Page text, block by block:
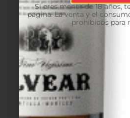
Si eres menor de 18 años,
página. La venta y el
prohibidos para